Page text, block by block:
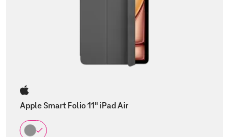
Apple Smart Folio 11" iPad Air